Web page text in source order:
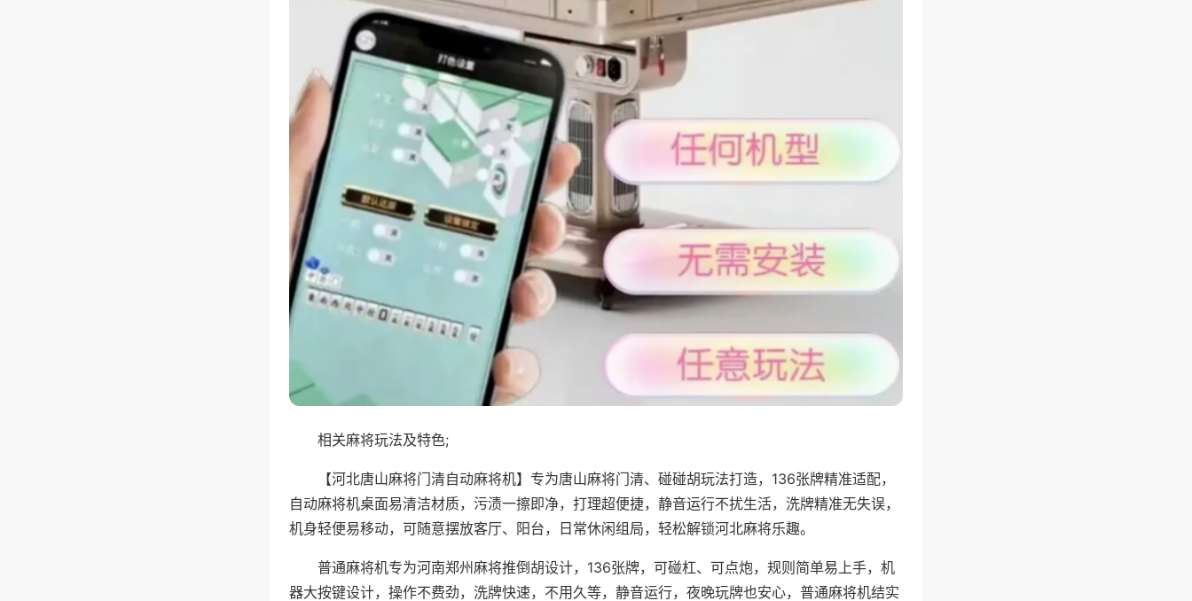
相关麻将玩法及特色;
【河北唐山麻将门清自动麻将机】专为唐山麻将门清、碰碰胡玩法打造，136张牌精准适配，
自动麻将机桌面易清洁材质，污渍一擦即净，打理超便捷，静音运行不扰生活，洗牌精准无失误，
机身轻便易移动，可随意摆放客厅、阳台，日常休闲组局，轻松解锁河北麻将乐趣。
普通麻将机专为河南郑州麻将推倒胡设计，136张牌，可碰杠、可点炮，规则简单易上手，机
器大按键设计，操作不费劲，洗牌快速，不用久等，静音运行，夜晚玩牌也安心，普通麻将机结实